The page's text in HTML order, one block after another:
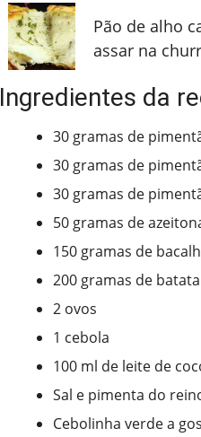
Pão de alho
assar na
Ingredientes da
30 gramas de
30 gramas de
30 gramas de
50 gramas de
150 gramas de
200 gramas de
2 ovos
1 cebola
100 ml de leite de
Sal e pimenta do
Cebolinha verde a